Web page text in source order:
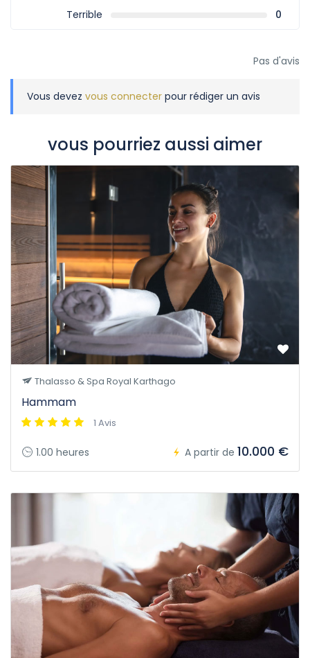
Terrible 0
Pas d'avis
Vous devez vous connecter pour rédiger un avis
vous pourriez aussi aimer
Thalasso & Spa Royal Karthago
Hammam
1 Avis
1.00 heures A partir de 10.000 €